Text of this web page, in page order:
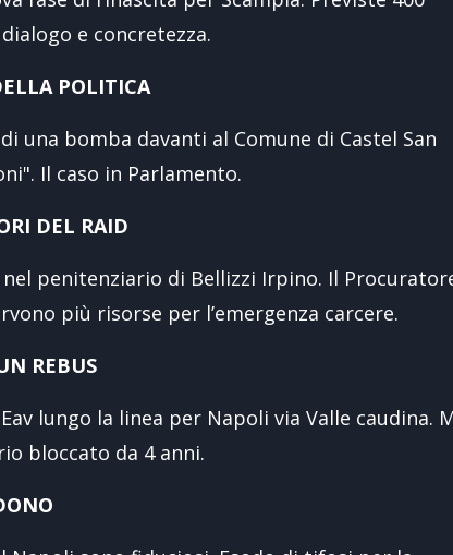
e concretezza.
POLITICA
bomba davanti al Comune di Castel San
Il caso in Parlamento.
DEL RAID
penitenziario di Bellizzi Irpino. Il
più risorse per l’emergenza carcere.
REBUS
lungo la linea per Napoli via Valle caudina.
bloccato da 4 anni.